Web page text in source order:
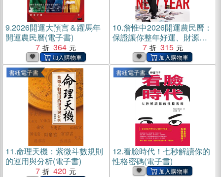
9.2026開運大預言＆躍馬年
開運農民曆(電子書)
7
364
10.詹惟中2026開運農民曆：
保證讓你整年好運、財源快
馬加鞭一直來！(電子書)
7 315
書紐電子書
11.命理天機：紫微斗數規則
的運用與分析(電子書)
7
420
書紐電子書
12.看臉時代！七秒解讀你的
性格密碼(電子書)